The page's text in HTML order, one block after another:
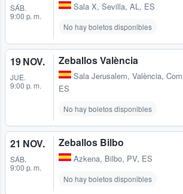
SÁB.
9:00 p. m.
Sala X, Sevilla, AL, ES
No hay boletos disponibles
19 NOV.
JUE.
9:00 p. m.
Zeballos València
Sala Jerusalem, València,
ES
No hay boletos disponibles
21 NOV.
SÁB.
9:00 p. m.
Zeballos Bilbo
Azkena, Bilbo, PV, ES
No hay boletos disponibles